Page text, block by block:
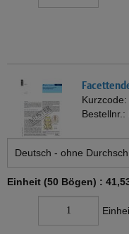
Kurzcode:
Bestellnr.:
Einheit (50 Bögen) :